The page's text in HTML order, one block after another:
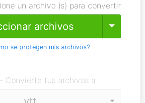
un archivo (s) para convertir
archivos Toggle
se protegen mis archivos?
Convierte tus archivos a